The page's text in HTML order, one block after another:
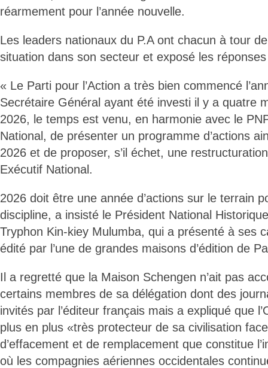
réarmement pour l’année nouvelle.
Les leaders nationaux du P.A ont chacun à tour
situation dans son secteur et exposé les
« Le Parti pour l’Action a très bien commencé
Secrétaire Général ayant été investi il y a quatre
2026, le temps est venu, en harmonie avec le
National, de présenter un programme d’actions
2026 et de proposer, s’il échet, une
Exécutif National.
2026 doit être une année d’actions sur le terrain
discipline, a insisté le Président National
Tryphon Kin-kiey Mulumba, qui a présenté à ses
édité par l’une de grandes maisons d’édition de
Il a regretté que la Maison Schengen n’ait pas
certains membres de sa délégation dont des
invités par l’éditeur français mais a expliqué que
plus en plus «très protecteur de sa civilisation
d’effacement et de remplacement que constitue
où les compagnies aériennes occidentales